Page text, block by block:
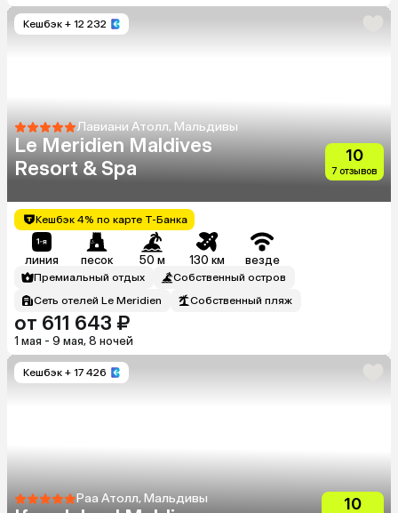
Кешбэк + 12 232
Лавиани Атолл, Мальдивы
Le Meridien Maldives
Resort & Spa
10
7 отзывов
Кешбэк 4% по карте Т-Банка
линия песок 50 м 130 км везде
Премиальный отдых
Собственный остров
Сеть отелей Le Meridien
Собственный пляж
от 611 643 ₽
1 мая - 9 мая, 8 ночей
Кешбэк + 17 426
Раа Атолл, Мальдивы 10